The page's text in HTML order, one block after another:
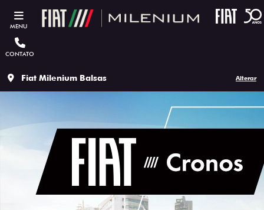
MENU
CONTATO
Fiat Milenium Balsas Alterar